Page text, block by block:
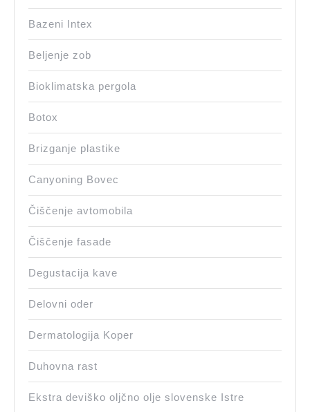
Bazeni Intex
Beljenje zob
Bioklimatska pergola
Botox
Brizganje plastike
Canyoning Bovec
Čiščenje avtomobila
Čiščenje fasade
Degustacija kave
Delovni oder
Dermatologija Koper
Duhovna rast
Ekstra deviško oljčno olje slovenske Istre